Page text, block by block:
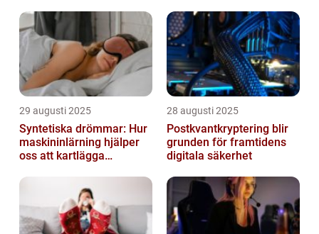
mobilen
29 augusti 2025
Syntetiska drömmar: Hur
maskininlärning hjälper
oss att kartlägga
28 augusti 2025
Postkvantkryptering blir
grunden för framtidens
digitala säkerhet